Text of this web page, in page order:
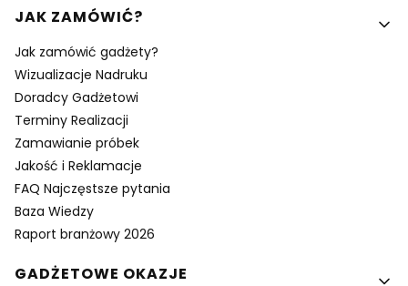
Linki w stopce
JAK ZAMÓWIĆ?
Jak zamówić gadżety?
Wizualizacje Nadruku
Doradcy Gadżetowi
Terminy Realizacji
Zamawianie próbek
Jakość i Reklamacje
FAQ Najczęstsze pytania
Baza Wiedzy
Raport branżowy 2026
GADŻETOWE OKAZJE